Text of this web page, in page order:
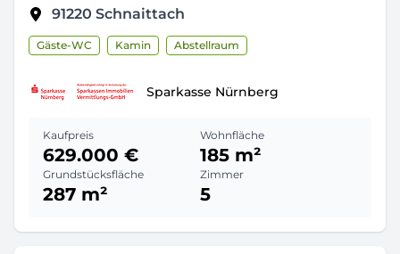
91220 Schnaittach
Gäste-WC Kamin Abstellraum
Sparkasse Nürnberg
Kaufpreis
629.000 €
Wohnfläche
185 m²
Grundstücksfläche
287 m²
Zimmer
5